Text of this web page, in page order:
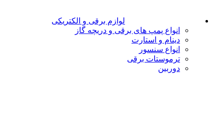
لوازم برقی و الکتریکی
انواع پمپ های برقی و دریچه گاز
دینام و استارت
انواع سنسور
ترموستات برقی
دوربین